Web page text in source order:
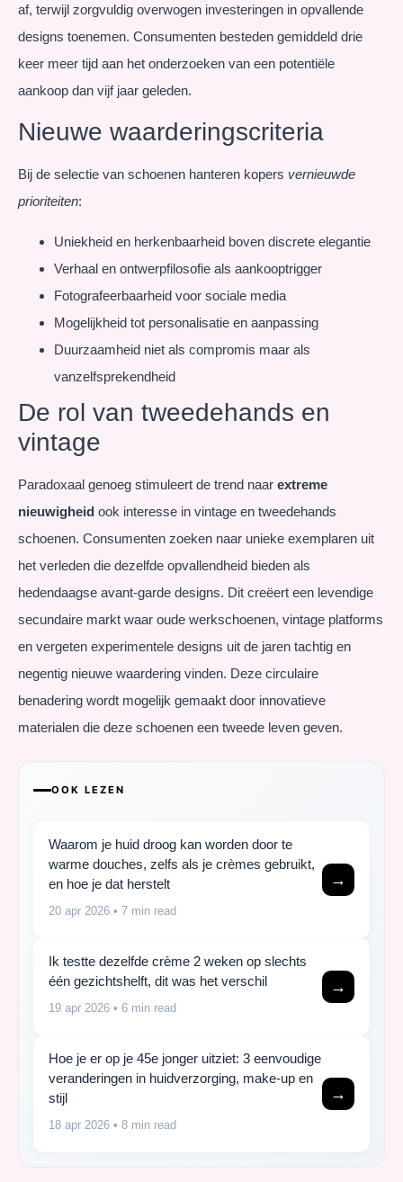
af, terwijl zorgvuldig overwogen investeringen in opvallende
designs toenemen. Consumenten besteden gemiddeld drie
keer meer tijd aan het onderzoeken van een potentiële
aankoop dan vijf jaar geleden.
Nieuwe waarderingscriteria
Bij de selectie van schoenen hanteren kopers vernieuwde
prioriteiten:
Uniekheid en herkenbaarheid boven discrete elegantie
Verhaal en ontwerpfilosofie als aankooptrigger
Fotografeerbaarheid voor sociale media
Mogelijkheid tot personalisatie en aanpassing
Duurzaamheid niet als compromis maar als
vanzelfsprekendheid
De rol van tweedehands en
vintage
Paradoxaal genoeg stimuleert de trend naar extreme
nieuwigheid ook interesse in vintage en tweedehands
schoenen. Consumenten zoeken naar unieke exemplaren uit
het verleden die dezelfde opvallendheid bieden als
hedendaagse avant-garde designs. Dit creëert een levendige
secundaire markt waar oude werkschoenen, vintage platforms
en vergeten experimentele designs uit de jaren tachtig en
negentig nieuwe waardering vinden. Deze circulaire
benadering wordt mogelijk gemaakt door innovatieve
materialen die deze schoenen een tweede leven geven.
OOK LEZEN
Waarom je huid droog kan worden door te
warme douches, zelfs als je crèmes gebruikt,
en hoe je dat herstelt
20 apr 2026 • 7 min read
→
Ik testte dezelfde crème 2 weken op slechts
één gezichtshelft, dit was het verschil
19 apr 2026 • 6 min read
→
Hoe je er op je 45e jonger uitziet: 3 eenvoudige
veranderingen in huidverzorging, make-up en
stijl
18 apr 2026 • 8 min read
→